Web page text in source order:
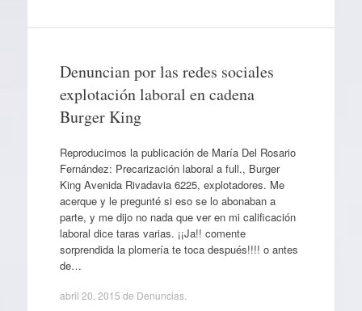
Denuncian por las redes sociales
explotación laboral en cadena
Burger King
Reproducimos la publicación de María Del Rosario
Fernández: Precarización laboral a full., Burger
King Avenida Rivadavia 6225, explotadores. Me
acerque y le pregunté si eso se lo abonaban a
parte, y me dijo no nada que ver en mi calificación
laboral dice taras varias. ¡¡Ja!! comente
sorprendida la plomería te toca después!!!! o antes
de…
abril 20, 2015 de Denuncias.